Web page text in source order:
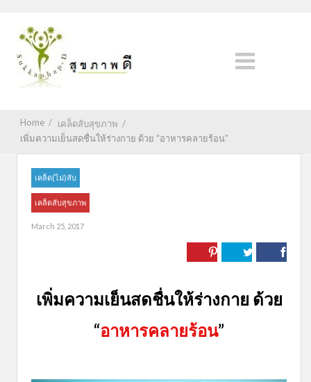
Home / เคล็ดลับสุขภาพ /
เพิ่มความเย็นสดชื่นให้ร่างกาย ด้วย “อาหารคลายร้อน”
เคล็ด(ไม่)ลับ
เคล็ดลับสุขภาพ
March 25, 2017
เพิ่มความเย็นสดชื่นให้ร่างกาย ด้วย
“อาหารคลายร้อน”